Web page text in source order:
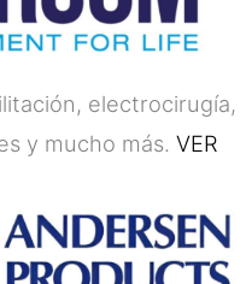
electrocirugía,
y mucho más. VER